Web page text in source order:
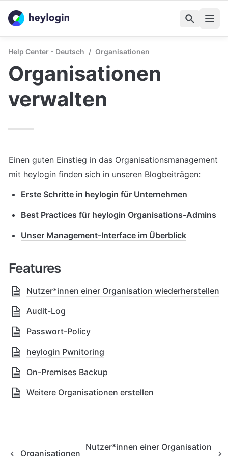
Help Center - Deutsch / Organisationen
Organisationen
verwalten
Einen guten Einstieg in das Organisationsmanagement
mit heylogin finden sich in unseren Blogbeiträgen:
Erste Schritte in heylogin für Unternehmen
Best Practices für heylogin Organisations-Admins
Unser Management-Interface im Überblick
Features
Nutzer*innen einer Organisation wiederherstellen
Audit-Log
Passwort-Policy
heylogin Pwnitoring
On-Premises Backup
Weitere Organisationen erstellen
Organisationen
Nutzer*innen einer Organisation